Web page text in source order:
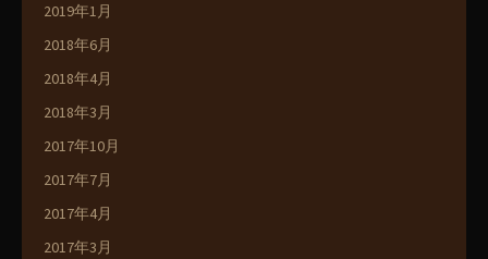
2019年1月
2018年6月
2018年4月
2018年3月
2017年10月
2017年7月
2017年4月
2017年3月